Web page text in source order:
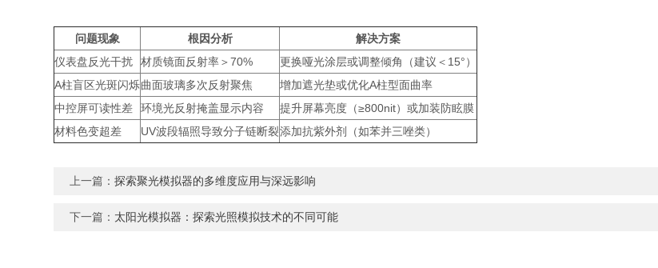
​问题现象​ ​根因分析​
​解决方案​
仪表盘反光干扰
材质镜面反射率＞70%
更换哑光涂层或调整倾角（建议＜15°）
A柱盲区光斑闪烁曲面玻璃多次反射聚焦
增加遮光垫或优化A柱型面曲率
中控屏可读性差
环境光反射掩盖显示内容
提升屏幕亮度（≥800nit）或加装防眩膜
材料色变超差
UV波段辐照导致分子链断裂添加抗紫外剂（如苯并三唑类）
上一篇：探索聚光模拟器的多维度应用与深远影响
下一篇： 太阳光模拟器：探索光照模拟技术的不同可能